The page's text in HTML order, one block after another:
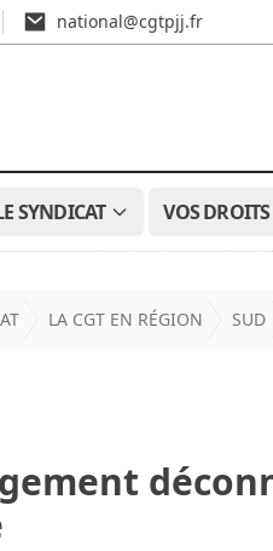
national@cgtpjj.fr
SYNDICAT VOS DROITS
LA CGT EN RÉGION SUD